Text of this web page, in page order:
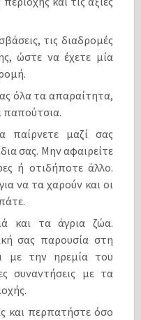
τις διαδρομές
ώστε να έχετε μία
όλα τα απαραίτητα,
παπούτσια.
μαζί σας
σας. Μην αφαιρείτε
ή οτιδήποτε άλλο.
να τα χαρούν και οι
και τα άγρια ζώα.
σας παρουσία στη
με την ηρεμία του
συναντήσεις με τα
και περπατήστε όσο